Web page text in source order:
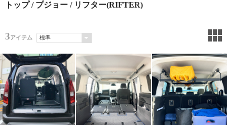
トップ/ プジョー / リフター(RIFTER)
3アイテム